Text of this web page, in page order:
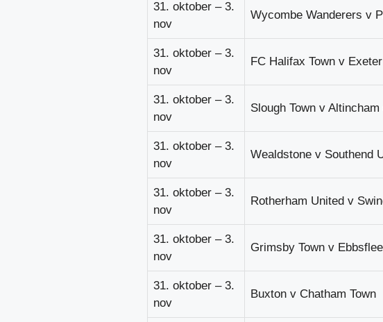
31. oktober – 3.
nov
Wycombe Wanderers v
31. oktober – 3.
nov
FC Halifax Town v
31. oktober – 3.
nov
Slough Town v
31. oktober – 3.
nov
Wealdstone v Southend
31. oktober – 3.
nov
Rotherham United v
31. oktober – 3.
nov
Grimsby Town v
31. oktober – 3.
nov
Buxton v Chatham Town